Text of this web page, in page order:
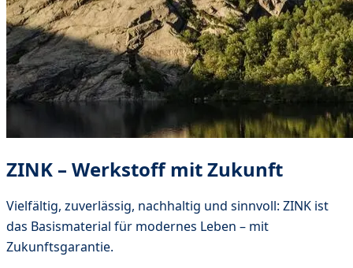
ZINK – Werkstoff mit Zukunft
Vielfältig, zuverlässig, nachhaltig und sinnvoll: ZINK ist
das Basismaterial für modernes Leben – mit
Zukunftsgarantie.